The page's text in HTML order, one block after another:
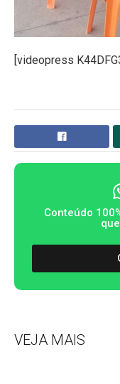
[videopress
Conteúdo
VEJA MAIS